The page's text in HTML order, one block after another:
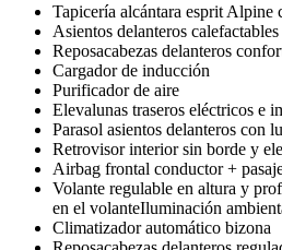
Tapicería alcántara esprit Alpine
Asientos delanteros calefactables
Reposacabezas delanteros
Cargador de inducción
Purificador de aire
Elevalunas traseros eléctricos e
Parasol asientos delanteros con
Retrovisor interior sin borde y
Airbag frontal conductor +
Volante regulable en altura y
en el volanteIluminación
Climatizador automático bizona